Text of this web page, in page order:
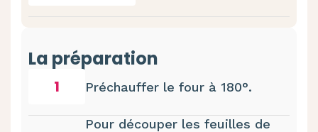
La préparation
1 Préchauffer le four à 180°.
Pour découper les feuilles de